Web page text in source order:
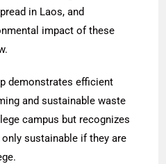
in Laos, and
impact of these
demonstrates efficient
and sustainable waste
campus but recognizes
sustainable if they are